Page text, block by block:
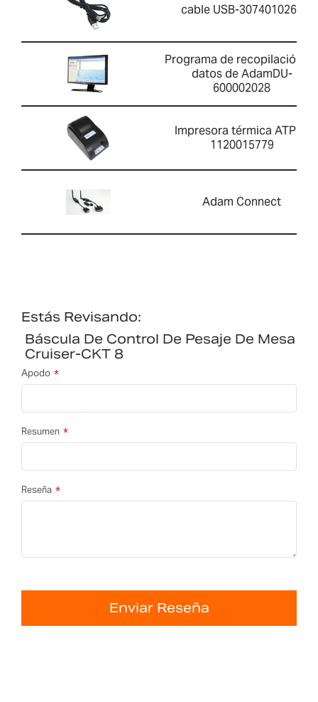
cable USB-3074010267
Programa de recopilación de
datos de AdamDU-
600002028
Impresora térmica ATP 2-
1120015779
Adam Connect
Estás Revisando:
Báscula De Control De Pesaje De Mesa
Cruiser-CKT 8
Apodo
Resumen
Reseña
Enviar Reseña